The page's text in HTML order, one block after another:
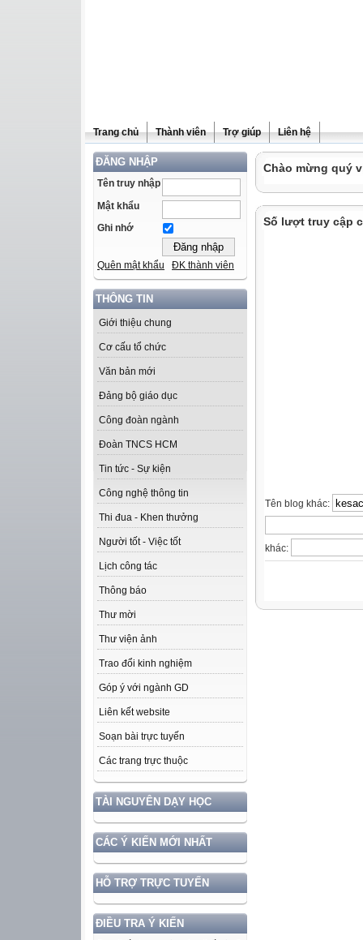
Trang chủ Thành viên Trợ giúp Liên hệ
ĐĂNG NHẬP
Tên truy nhập
Mật khẩu
Ghi nhớ
Quên mật khẩu ĐK thành viên
THÔNG TIN
Giới thiệu chung
Cơ cấu tổ chức
Văn bản mới
Đảng bộ giáo dục
Công đoàn ngành
Đoàn TNCS HCM
Tin tức - Sự kiện
Công nghệ thông tin
Thi đua - Khen thưởng
Người tốt - Việc tốt
Lịch công tác
Thông báo
Thư mời
Thư viện ảnh
Trao đổi kinh nghiệm
Góp ý với ngành GD
Liên kết website
Soạn bài trực tuyến
Các trang trực thuộc
TÀI NGUYÊN DẠY HỌC
CÁC Ý KIẾN MỚI NHẤT
HỖ TRỢ TRỰC TUYẾN
ĐIỀU TRA Ý KIẾN
Chào mừng quý
Số lượt truy cập
Tên blog khác:
khác: